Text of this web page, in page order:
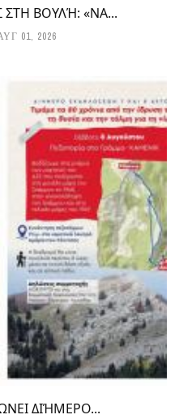
ΣΤΗ ΒΟΥΛΉ: «ΝΑ...
01, 2026
ΔΙΉΜΕΡΟ...